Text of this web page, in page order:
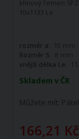
Skladem v ČR
Můžete mít:
166,21 Kč
klínový řemen
10x1133 Le
rozměr a:
10 mm
Rozměr S:
8 mm
vnější délka Le: